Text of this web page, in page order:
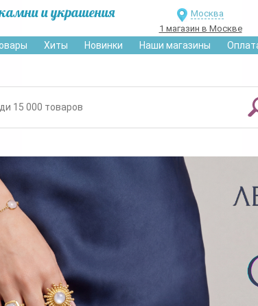
и украшения
Москва
1 магазин в Москве
Хиты Новинки Наши магазины